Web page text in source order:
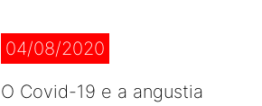
04/08/2020
O Covid-19 e a angustia